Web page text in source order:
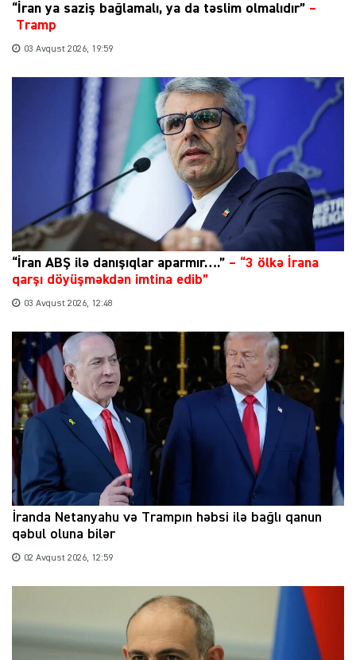
“İran ya saziş bağlamalı, ya da təslim olmalıdır” –
Tramp
03 Avqust 2026, 19:59
“İran ABŞ ilə danışıqlar aparmır….” – “3 ölkə İrana
qarşı döyüşməkdən imtina edib”
03 Avqust 2026, 12:48
İranda Netanyahu və Trampın həbsi ilə bağlı qanun
qəbul oluna bilər
02 Avqust 2026, 12:59